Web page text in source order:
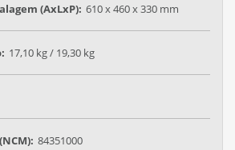
(AxLxP): 610 x 460 x 330 mm
17,10 kg / 19,30 kg
84351000